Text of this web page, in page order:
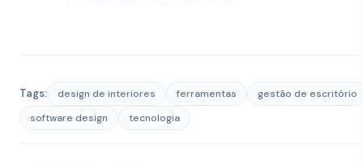
Tags: design de interiores ferramentas
gestão de escritório
software design
tecnologia